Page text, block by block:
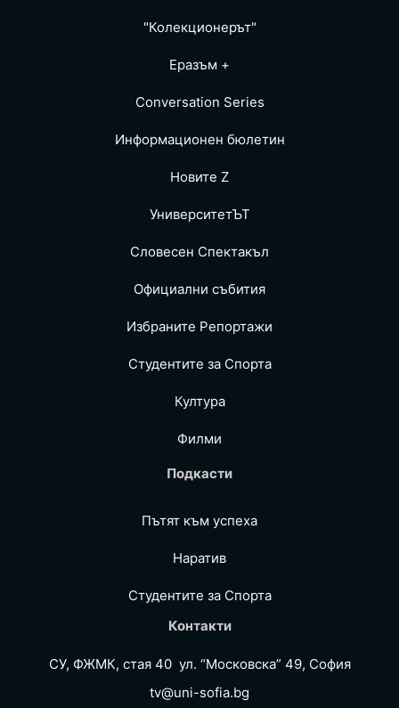
"Колекционерът"
Еразъм +
Conversation Series
Информационен бюлетин
Новите Z
УниверситетЪТ
Словесен Спектакъл
Официални събития
Избраните Репoртажи
Студентите за Спортa
Култура
Филми
Подкасти
Пътят към успеха
Наратив
Студентите за Спортa
Контакти
СУ, ФЖМК, стая 40 ул. “Московска” 49, София
tv@uni-sofia.bg